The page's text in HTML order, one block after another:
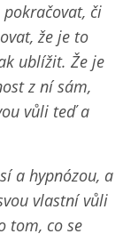
pokračovat, či
že je to
ublížit. Že je
z ní sám,
vůli teď a
a hypnózou, a
vlastní vůli
tom, co se